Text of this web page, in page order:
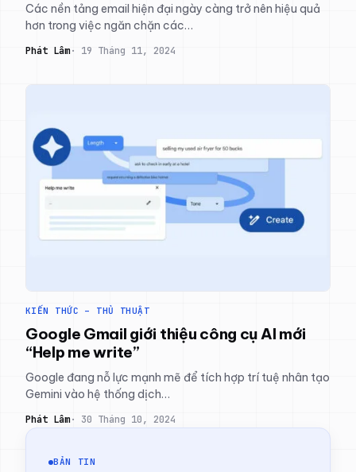
Các nền tảng email hiện đại ngày càng trở nên hiệu quả
hơn trong việc ngăn chặn các…
Phát Lâm 19 Tháng 11, 2024
KIẾN THỨC – THỦ THUẬT
Google Gmail giới thiệu công cụ AI mới
“Help me write”
Google đang nỗ lực mạnh mẽ để tích hợp trí tuệ nhân tạo
Gemini vào hệ thống dịch…
Phát Lâm 30 Tháng 10, 2024
BẢN TIN